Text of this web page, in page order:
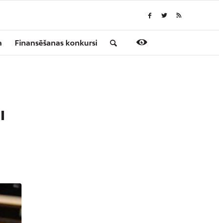
Finansēšanas konkursi